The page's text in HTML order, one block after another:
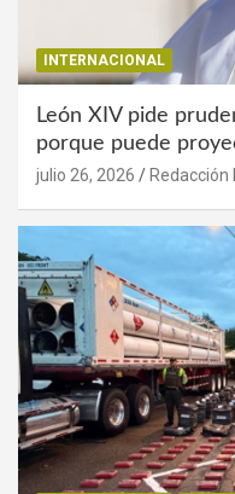
INTERNACIONAL
León XIV pide
porque puede
julio 26, 2026 Redacción